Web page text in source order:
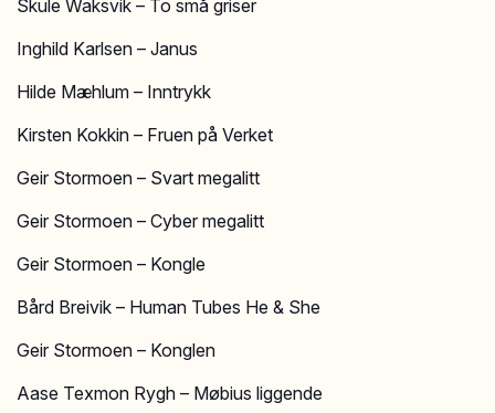
Skule Waksvik – To små griser
Inghild Karlsen – Janus
Hilde Mæhlum – Inntrykk
Kirsten Kokkin – Fruen på Verket
Geir Stormoen – Svart megalitt
Geir Stormoen – Cyber megalitt
Geir Stormoen – Kongle
Bård Breivik – Human Tubes He & She
Geir Stormoen – Konglen
Aase Texmon Rygh – Møbius liggende